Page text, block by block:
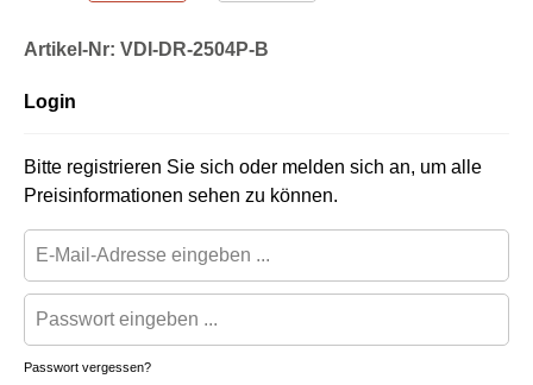
Artikel-Nr: VDI-DR-2504P-B
Login
Bitte registrieren Sie sich oder melden sich an, um alle
Preisinformationen sehen zu können.
Passwort vergessen?